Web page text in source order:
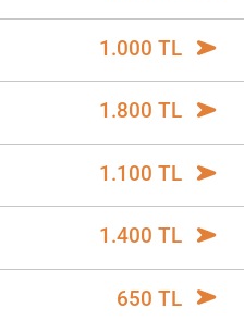
1.000 TL
1.800 TL
1.100 TL
1.400 TL
650 TL